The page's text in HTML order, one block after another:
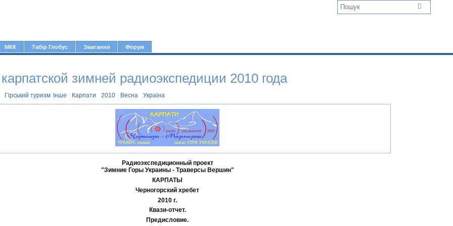
МКК Табір Глобус Змагання Форум
зимней радиоэкспедиции 2010 года
Гірський туризм Інше Карпати 2010 Весна Україна
Радиоэкспедиционный проект
"Зимние Горы Украины - Траверсы Вершин"
КАРПАТЫ
Черногорский хребет
2010 г.
Квази-отчет.
Предисловие.